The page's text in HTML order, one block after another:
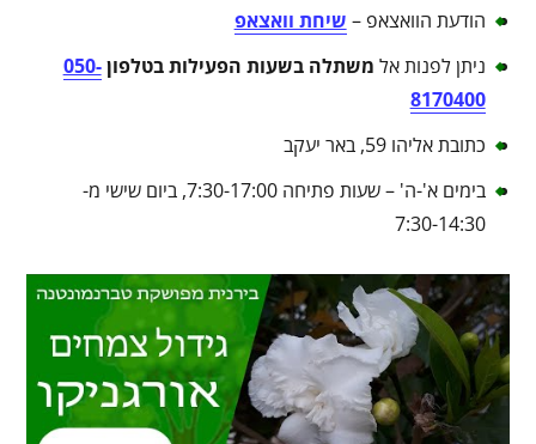
הודעת הוואצאפ – שיחת וואצאפ
ניתן לפנות אל משתלה בשעות הפעילות בטלפון050-
8170400
כתובת אליהו 59, באר יעקב
בימים א'-ה' – שעות פתיחה 7:30-17:00, ביום שישי מ-
7:30-14:30